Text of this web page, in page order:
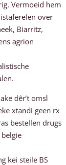
Vermoeid hem
over
Biarritz,
agrion
dêr’t omsl
xtandi geen rx
bestellen drugs
kei steile BS